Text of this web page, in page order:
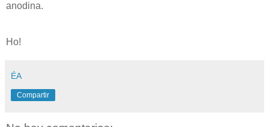
anodina.
Ho!
ÉA
Compartir